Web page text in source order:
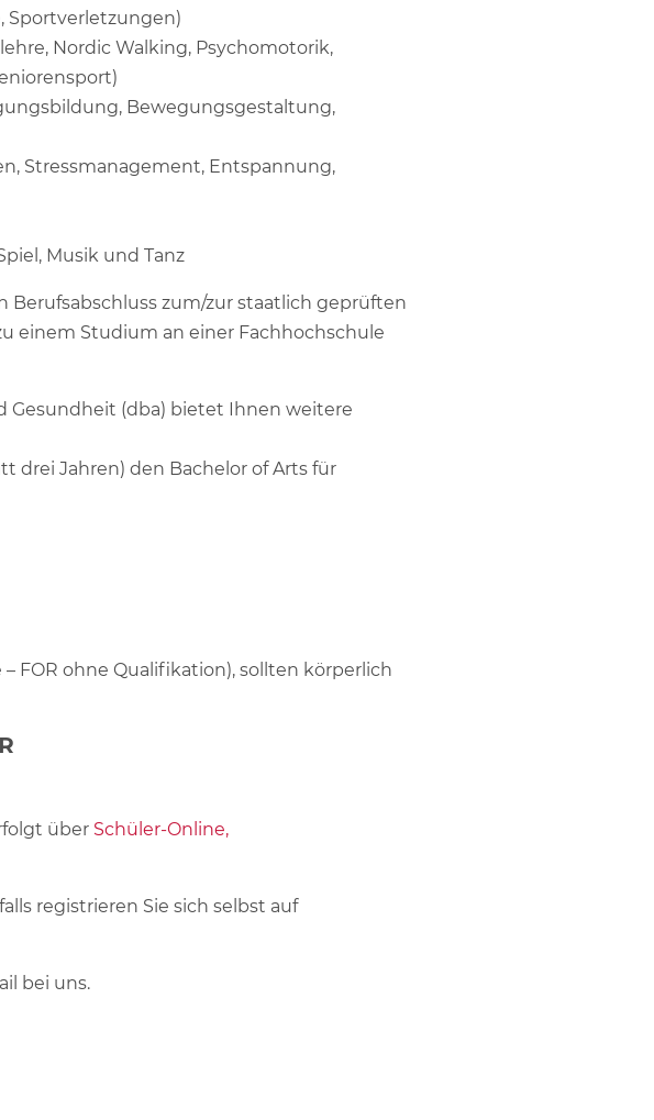
Sportverletzungen)
Nordic Walking, Psychomotorik,
Bewegungsgestaltung,
Stressmanagement, Entspannung,
Musik und Tanz
Berufsabschluss zum/zur staatlich geprüften
einem Studium an einer Fachhochschule
Gesundheit (dba) bietet Ihnen weitere
drei Jahren) den Bachelor of Arts für
FOR ohne Qualifikation), sollten körperlich
über Schüler-Online,
registrieren Sie sich selbst auf
bei uns.